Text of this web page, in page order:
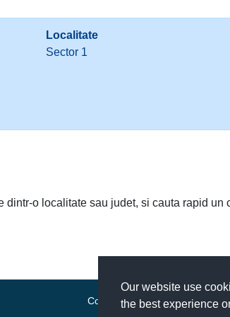
Our website use
the best experience
Localitate
Sector 1
o localitate sau judet, si cauta rapid un
Contact|Termeni si conditii